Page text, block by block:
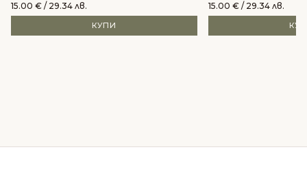
15.00 € / 29.34 лв.
КУПИ
15.00 € / 29.34 лв.